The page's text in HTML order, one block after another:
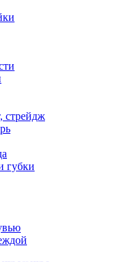
стрейдж
губки